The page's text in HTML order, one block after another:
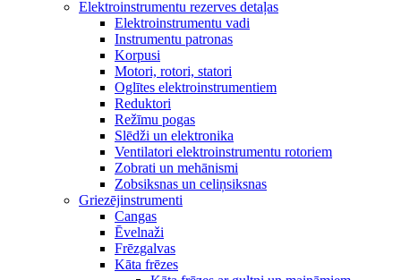
Elektroinstrumentu rezerves detaļas
Elektroinstrumentu vadi
Instrumentu patronas
Korpusi
Motori, rotori, statori
Oglītes elektroinstrumentiem
Reduktori
Režīmu pogas
Slēdži un elektronika
Ventilatori elektroinstrumentu rotoriem
Zobrati un mehānismi
Zobsiksnas un celiņsiksnas
Griezējinstrumenti
Cangas
Ēvelnaži
Frēzgalvas
Kāta frēzes